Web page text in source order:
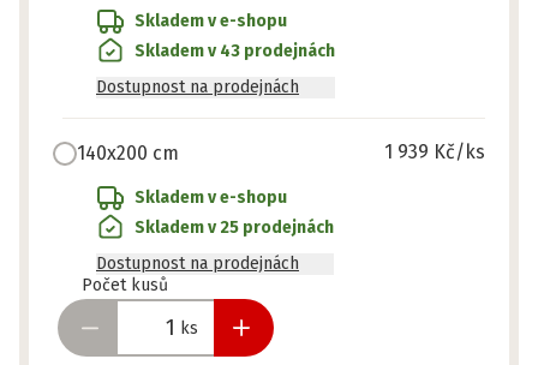
Skladem v e-shopu
Skladem v 43 prodejnách
Dostupnost na prodejnách
140x200 cm 1 939 Kč/ks
Skladem v e-shopu
Skladem v 25 prodejnách
Dostupnost na prodejnách
Počet kusů
ks
Připraveno